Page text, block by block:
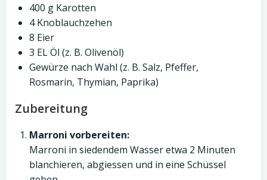
400 g Karotten
4 Knoblauchzehen
8 Eier
3 EL Öl (z. B. Olivenöl)
Gewürze nach Wahl (z. B. Salz, Pfeffer,
Rosmarin, Thymian, Paprika)
Zubereitung
Marroni vorbereiten:
Marroni in siedendem Wasser etwa 2 Minuten
blanchieren, abgiessen und in eine Schüssel